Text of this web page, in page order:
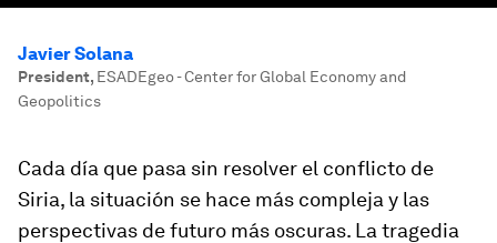
Javier Solana
President, ESADEgeo - Center for Global Economy and
Geopolitics
Cada día que pasa sin resolver el conflicto de
Siria, la situación se hace más compleja y las
perspectivas de futuro más oscuras. La tragedia